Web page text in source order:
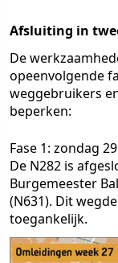
Afsluiting in
De
opeenvolgende
weggebruikers
beperken:
Fase 1: zondag
De N282 is
Burgemeester
(N631). Dit
toegankelijk.